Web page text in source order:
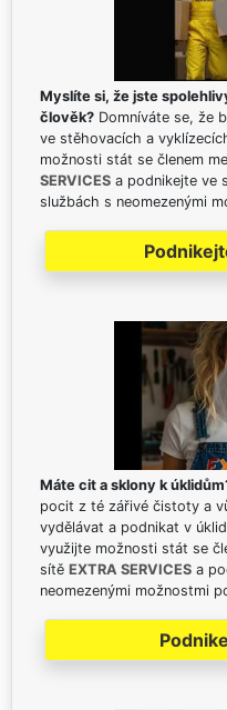
Myslíte si, že jste
člověk? Domníváte se, že
ve stěhovacích a
možnosti stát se členem
SERVICES a podnikejte ve
službách s neomezenými
Máte cit a sklony k
pocit z té zářivé čistoty a
vydělávat a podnikat v
využijte možnosti stát se
sítě EXTRA SERVICES a
neomezenými možnostmi